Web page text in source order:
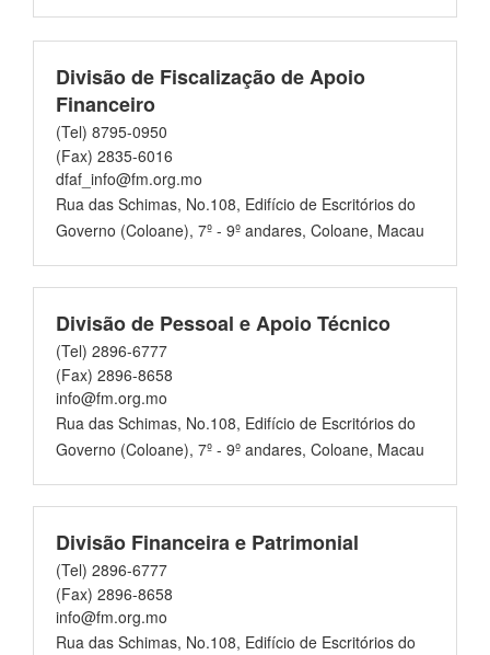
Divisão de Fiscalização de Apoio
Financeiro
(Tel) 8795-0950
(Fax) 2835-6016
dfaf_info@fm.org.mo
Rua das Schimas, No.108, Edifício de Escritórios do
Governo (Coloane), 7º - 9º andares, Coloane, Macau
Divisão de Pessoal e Apoio Técnico
(Tel) 2896-6777
(Fax) 2896-8658
info@fm.org.mo
Rua das Schimas, No.108, Edifício de Escritórios do
Governo (Coloane), 7º - 9º andares, Coloane, Macau
Divisão Financeira e Patrimonial
(Tel) 2896-6777
(Fax) 2896-8658
info@fm.org.mo
Rua das Schimas, No.108, Edifício de Escritórios do